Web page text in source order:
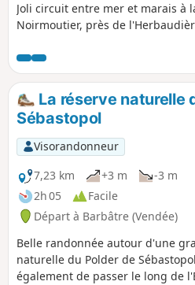
Joli circuit entre mer et marais à
Noirmoutier, près de
La réserve naturelle
Sébastopol
Visorandonneur
7,23 km
+3 m
-3 m
2h 05
Facile
Départ à Barbâtre (Vendée)
Belle randonnée autour d'une
naturelle du Polder de
également de passer le long de